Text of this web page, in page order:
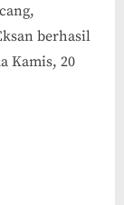
berhasil
Kamis, 20